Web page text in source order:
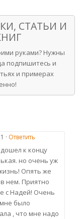
СТАТЬИ И
руками? Нужны
подпишитесь и
и примерах
· Ответить
к концу
но очень уж
Опять же
нем. Приятно
с Надей! Очень
было
, что мне надо